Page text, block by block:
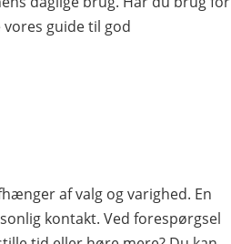
guide til god
af valg og varighed. En
kontakt. Ved forespørgsel